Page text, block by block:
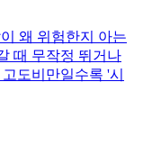
왜 위험한지 아는
때 무작정 뛰거나
도비만일수록 '시